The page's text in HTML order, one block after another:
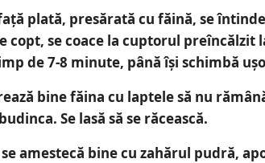
plată, presărată cu făină, se
copt, se coace la cuptorul preîncălzit
de 7-8 minute, până își schimbă
bine făina cu laptele să nu
Se lasă să se răcească.
amestecă bine cu zahărul pudră,